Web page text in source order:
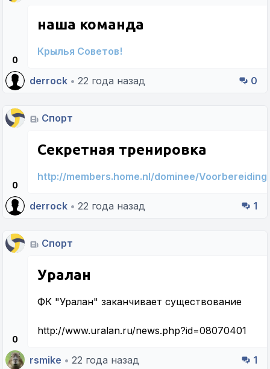
0
наша команда
Крылья Советов!
derrock • 22 года назад 0
Спорт
0
Секретная тренировка
http://members.home.nl/dominee/
derrock • 22 года назад 1
Спорт
0
Уралан
ФК "Уралан" заканчивает существование
http://www.uralan.ru/news.php?id=08070401
rsmike • 22 года назад 1